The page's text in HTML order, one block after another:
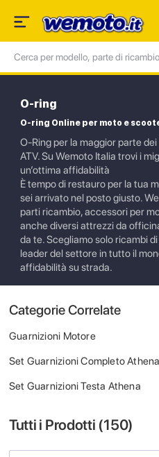
O-ring
O-ring Online per moto e
O-Ring per la maggior parte
ATV. Su Wemoto Italia trovi i
un’ottima affidabilità
È tempo di restauro per la tua
sei arrivato nel posto giusto.
parti ricambio, accessori per
anche diversi attrezzi da
da te. Scegliamo solo ricambi
leader del settore in tutto il
affidabilità su strada.
Categorie Correlate
Guarnizioni Motore
Set Guarnizioni Completo Athena
Set Guarnizioni Testa Athena
Tutti i Prodotti (150)